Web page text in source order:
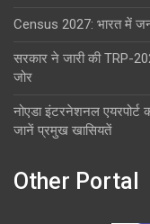
Census 2027: भारत में
सरकार ने जारी की TRP-
जोर
नोएडा इंटरनेशनल एयरपोर्ट
जानें प्रमुख खासियतें
Other Portal